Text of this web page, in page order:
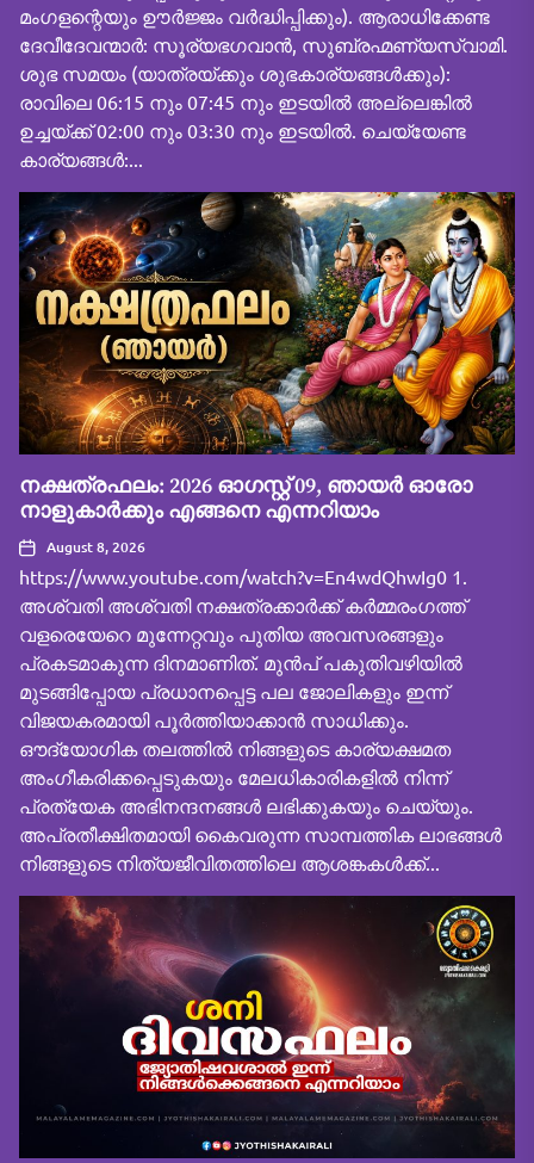
മംഗളന്റെയും ഊർജ്ജം വർദ്ധിപ്പിക്കും). ആരാധിക്കേണ്ട
ദേവീദേവന്മാർ: സൂര്യഭഗവാൻ, സുബ്രഹ്മണ്യസ്വാമി.
ശുഭ സമയം (യാത്രയ്ക്കും ശുഭകാര്യങ്ങൾക്കും):
രാവിലെ 06:15 നും 07:45 നും ഇടയിൽ അല്ലെങ്കിൽ
ഉച്ചയ്ക്ക് 02:00 നും 03:30 നും ഇടയിൽ. ചെയ്യേണ്ട
കാര്യങ്ങൾ:...
നക്ഷത്രഫലം: 2026 ഓഗസ്റ്റ് 09, ഞായർ ഓരോ
നാളുകാർക്കും എങ്ങനെ എന്നറിയാം
August 8, 2026
https://www.youtube.com/watch?v=En4wdQhwIg0 1.
അശ്വതി അശ്വതി നക്ഷത്രക്കാർക്ക് കർമ്മരംഗത്ത്
വളരെയേറെ മുന്നേറ്റവും പുതിയ അവസരങ്ങളും
പ്രകടമാകുന്ന ദിനമാണിത്. മുൻപ് പകുതിവഴിയിൽ
മുടങ്ങിപ്പോയ പ്രധാനപ്പെട്ട പല ജോലികളും ഇന്ന്
വിജയകരമായി പൂർത്തിയാക്കാൻ സാധിക്കും.
ഔദ്യോഗിക തലത്തിൽ നിങ്ങളുടെ കാര്യക്ഷമത
അംഗീകരിക്കപ്പെടുകയും മേലധികാരികളിൽ നിന്ന്
പ്രത്യേക അഭിനന്ദനങ്ങൾ ലഭിക്കുകയും ചെയ്യും.
അപ്രതീക്ഷിതമായി കൈവരുന്ന സാമ്പത്തിക ലാഭങ്ങൾ
നിങ്ങളുടെ നിത്യജീവിതത്തിലെ ആശങ്കകൾക്ക്...